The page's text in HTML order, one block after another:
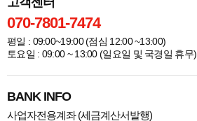
070-7801-7474
평일 : 09:00~19:00 (점심 12:00 ~13:00)
토요일 : 09:00 ~ 13:00 (일요일 및 국경일 휴무)
BANK INFO
사업자전용계좌 (세금계산서발행)